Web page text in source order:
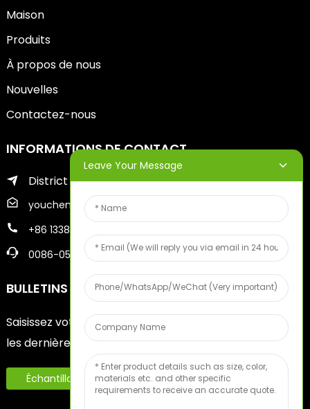
Maison
Produits
À propos de nous
Nouvelles
Contactez-nous
INFORMATIONS DE CONTACT
District de Zhifu de la ville de Yantai
youcheng@ytscreenprinter.com
+86 13386383930
0086-05356730996
BULLETINS D'INFORMATION
Saisissez votre adresse e-mail et nous vous enverrons
les dernières informations sur nos offres.
Échantillon De Fruits Gratuit
Leave Your Message